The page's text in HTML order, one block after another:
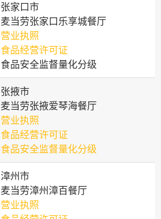
张家口市
麦当劳张家口乐享城餐厅
营业执照
食品经营许可证
食品安全监督量化分级
张掖市
麦当劳张掖爱琴海餐厅
营业执照
食品经营许可证
食品安全监督量化分级
漳州市
麦当劳漳州漳百餐厅
营业执照